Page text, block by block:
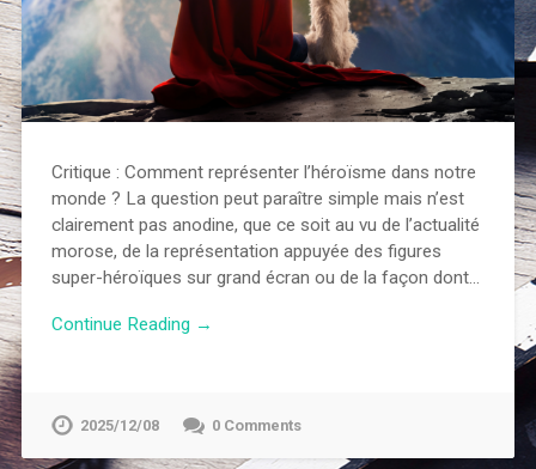
Critique : Comment représenter l’héroïsme dans notre
monde ? La question peut paraître simple mais n’est
clairement pas anodine, que ce soit au vu de l’actualité
morose, de la représentation appuyée des figures
super-héroïques sur grand écran ou de la façon dont…
Continue Reading →
2025/12/08 0 Comments